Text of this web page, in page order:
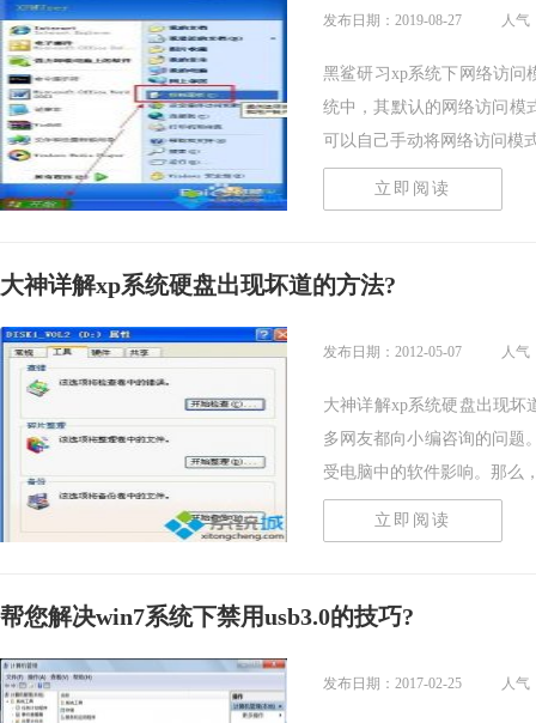
发布日期：2019-08-27 人气
黑鲨研习xp系统下网络访问
统中，其默认的网络访问模
可以自己手动将网络访问模
立即阅读
大神详解xp系统硬盘出现坏道的方法?
发布日期：2012-05-07 人气
大神详解xp系统硬盘出现坏
多网友都向小编咨询的问题
受电脑中的软件影响。那么
立即阅读
帮您解决win7系统下禁用usb3.0的技巧?
发布日期：2017-02-25 人气